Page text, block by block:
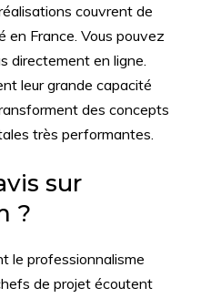
couvrent de
en France. Vous pouvez
directement en ligne.
leur grande capacité
des concepts
très performantes.
sur
?
le professionnalisme
de projet écoutent